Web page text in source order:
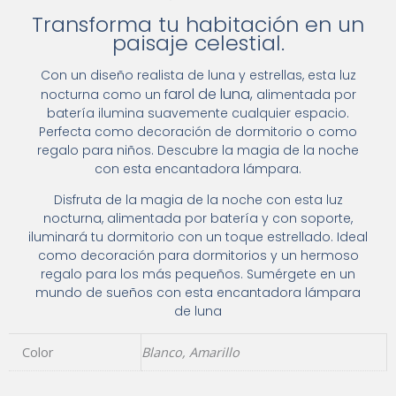
Transforma tu habitación en un
paisaje celestial.
Con un diseño realista de luna y estrellas, esta luz
nocturna como un farol de luna, alimentada por
batería ilumina suavemente cualquier espacio.
Perfecta como decoración de dormitorio o como
regalo para niños. Descubre la magia de la noche
con esta encantadora lámpara.
Disfruta de la magia de la noche con esta luz
nocturna, alimentada por batería y con soporte,
iluminará tu dormitorio con un toque estrellado. Ideal
como decoración para dormitorios y un hermoso
regalo para los más pequeños. Sumérgete en un
mundo de sueños con esta encantadora lámpara
de luna
Color Blanco, Amarillo